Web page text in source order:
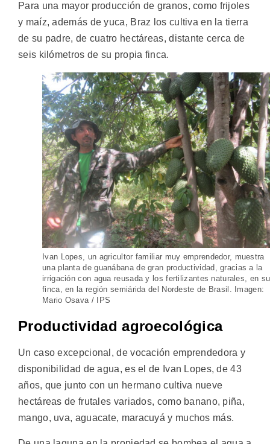
Para una mayor producción de granos, como frijoles
y maíz, además de yuca, Braz los cultiva en la tierra
de su padre, de cuatro hectáreas, distante cerca de
seis kilómetros de su propia finca.
Ivan Lopes, un agricultor familiar muy emprendedor, muestra
una planta de guanábana de gran productividad, gracias a la
irrigación con agua reusada y los fertilizantes naturales, en su
finca, en la región semiárida del Nordeste de Brasil. Imagen:
Mario Osava / IPS
Productividad agroecológica
Un caso excepcional, de vocación emprendedora y
disponibilidad de agua, es el de Ivan Lopes, de 43
años, que junto con un hermano cultiva nueve
hectáreas de frutales variados, como banano, piña,
mango, uva, aguacate, maracuyá y muchos más.